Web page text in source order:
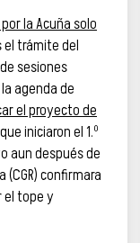
la Acuña solo
el trámite del
sesiones
agenda de
el proyecto de
que iniciaron el 1.º
aun después de
(CGR) confirmara
el tope y